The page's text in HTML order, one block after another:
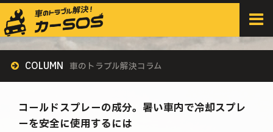
HOME > すべての記事 >
コールドスプレーの成分。暑い車内で冷却スプレーを安全に使用するには
COLUMN 車のトラブル解決コラム
コールドスプレーの成分。暑い車内で冷却スプレ
ーを安全に使用するには